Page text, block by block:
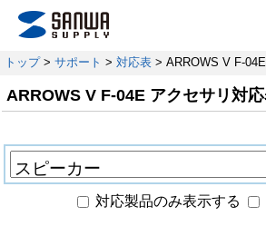
トップ> サポート > 対応表 > ARROWS V F-
ARROWS V F-04E アクセサリ対
対応製品のみ表示する